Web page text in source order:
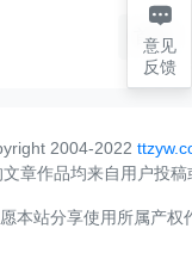
首页
2004-2022
章作品均来自用户投
本站分享使用所属产

意见
反馈